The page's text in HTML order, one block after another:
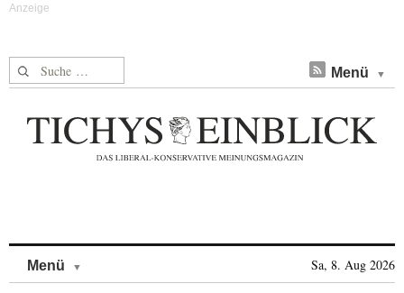
Suche nach: Menü
Menü Sa, 8. Aug 2026